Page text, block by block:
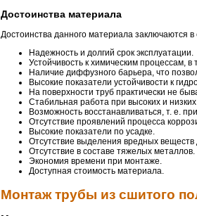
Достоинства материала
Достоинства данного материала заключаются
Надежность и долгий срок эксплуатации.
Устойчивость к химическим процессам,
Наличие диффузного барьера, что
Высокие показатели устойчивости к
На поверхности труб практически не
Стабильная работа при высоких и
Возможность восстанавливаться, т. е.
Отсутствие проявлений процесса
Высокие показатели по усадке.
Отсутствие выделения вредных
Отсутствие в составе тяжелых металлов.
Экономия времени при монтаже.
Доступная стоимость материала.
Монтаж трубы из сшитого